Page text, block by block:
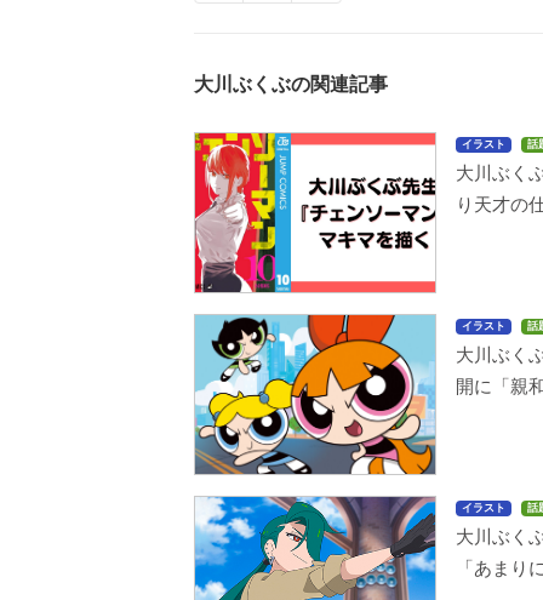
大川ぶくぶの関連記事
イラスト 話
大川ぶく
り天才の
イラスト 話
大川ぶく
開に「親
イラスト 話
大川ぶく
「あまり